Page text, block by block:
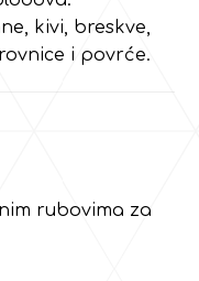
kivi, breskve,
i povrće.
rubovima za